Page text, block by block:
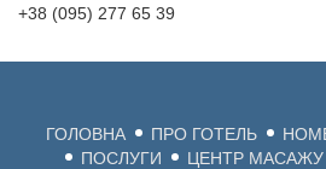
+38 (095) 277 65 39
ГОЛОВНА ПРО ГОТЕЛЬ
ПОСЛУГИ
ЦЕНТР МАСАЖУ